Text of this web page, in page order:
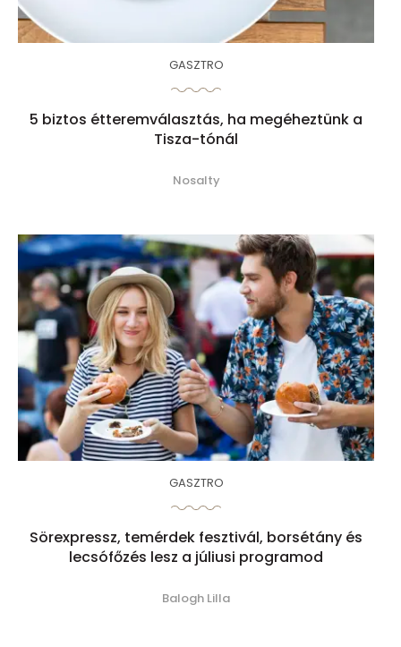
GASZTRO
5 biztos étteremválasztás, ha megéheztünk a
Tisza-tónál
Nosalty
GASZTRO
Sörexpressz, temérdek fesztivál, borsétány és
lecsófőzés lesz a júliusi programod
Balogh Lilla